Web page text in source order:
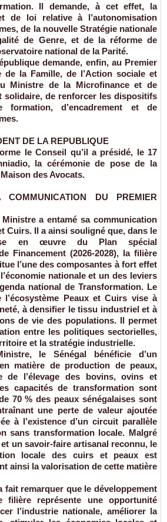
Il demande, à cet effet, la
de loi relative à l’autonomisation
de la nouvelle Stratégie nationale
de Genre, et de la réforme de
national de la Parité.
demande, enfin, au Premier
de la Famille, de l’Action sociale et
Ministre de la Microfinance et de
solidaire, de renforcer les dispositifs
formation, d’encadrement et de
DE LA REPUBLIQUE
le Conseil qu’il a présidé, le 17
la cérémonie de pose de la
des Avocats.
DU PREMIER
a entamé sa communication
Cuirs. Il a ainsi souligné que, dans le
en œuvre du Plan spécial
Financement (2026-2028), la filière
l’une des composantes à fort effet
nationale et un des leviers
national de Transformation. Le
Peaux et Cuirs vise à
à densifier le tissu industriel et à
de vie des populations. Il permet
entre les politiques sectorielles,
et la stratégie industrielle.
le Sénégal bénéficie d’un
matière de production de peaux,
de l’élevage des bovins, ovins et
capacités de transformation sont
70 % des peaux sénégalaises sont
une perte de valeur ajoutée
à l’existence d’un circuit parallèle
sans transformation locale. Malgré
un savoir-faire artisanal reconnu, le
locale des cuirs et peaux est
ainsi la valorisation de cette matière
fait remarquer que le développement
filière représente une opportunité
l’industrie nationale, améliorer la